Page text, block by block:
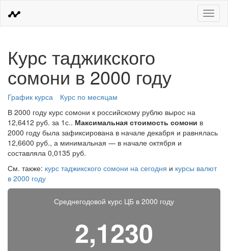
Меню
Курс таджикского
сомони в 2000 году
График курса
Курс по месяцам
В 2000 году курс сомони к российскому рублю вырос на
12,6412 руб. за 1с.. Максимальная стоимость сомони в
2000 году была зафиксирована в начале декабря и равнялась
12,6600 руб., а минимальная — в начале октября и
составляла 0,0135 руб.
См. также: курс таджикского сомони на сегодня и курсы валют
в 2000 году
Среднегодовой курс ЦБ в 2000 году
2,1230